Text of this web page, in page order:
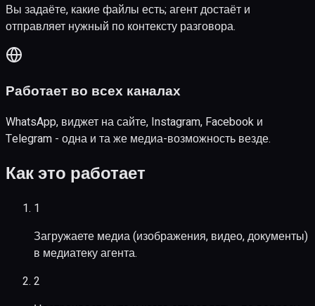
Вы задаёте, какие файлы есть; агент достаёт и
отправляет нужный по контексту разговора.
Работает во всех каналах
WhatsApp, виджет на сайте, Instagram, Facebook и
Telegram - одна и та же медиа-возможность везде.
Как это работает
1
Загружаете медиа (изображения, видео, документы)
в медиатеку агента.
2